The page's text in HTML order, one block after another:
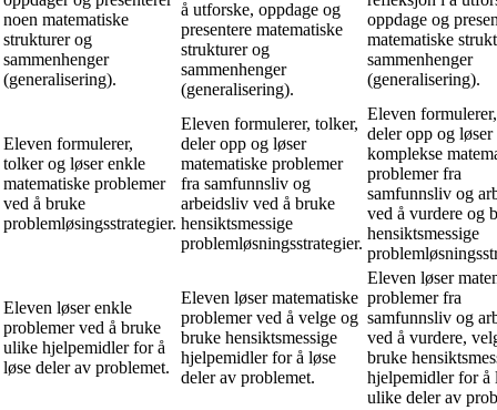
noen matematiske
strukturer og
sammenhenger
(generalisering).
å utforske, oppdage og
presentere matematiske
strukturer og
sammenhenger
(generalisering).
oppdage og
matematiske
sammenhenger
(generalisering).
Eleven formulerer,
tolker og løser enkle
matematiske problemer
ved å bruke
problemløsingsstrategier.
Eleven formulerer, tolker,
deler opp og løser
matematiske problemer
fra samfunnsliv og
arbeidsliv ved å bruke
hensiktsmessige
problemløsningsstrategier.
Eleven
deler opp og løser
komplekse
problemer fra
samfunnsliv og
ved å vurdere og
hensiktsmessige
Eleven løser enkle
problemer ved å bruke
ulike hjelpemidler for å
løse deler av problemet.
Eleven løser matematiske
problemer ved å velge og
bruke hensiktsmessige
hjelpemidler for å løse
deler av problemet.
Eleven løser
problemer fra
samfunnsliv og
ved å vurdere,
bruke
hjelpemidler for å
ulike deler av